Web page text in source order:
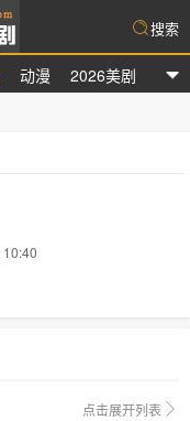
动漫 2026美剧
搜索
点击展开列表